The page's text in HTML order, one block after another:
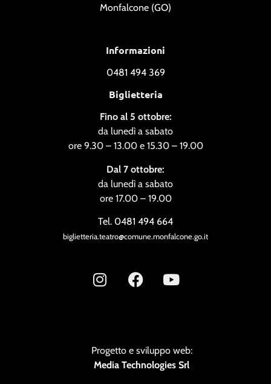
Monfalcone (GO)
Informazioni
0481 494 369
Biglietteria
Fino al 5 ottobre:
da lunedì a sabato
ore 9.30 – 13.00 e 15.30 – 19.00
Dal 7 ottobre:
da lunedì a sabato
ore 17.00 – 19.00
Tel. 0481 494 664
biglietteria.teatro@comune.monfalcone.go.it
Progetto e sviluppo web:
Media Technologies Srl